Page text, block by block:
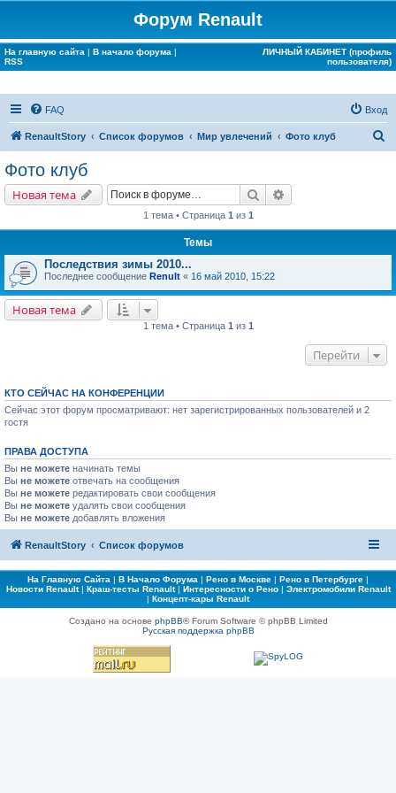
Форум Renault
На главную сайта | В начало форума |
RSS
ЛИЧНЫЙ КАБИНЕТ (профиль
пользователя)
FAQ Вход
RenaultStory Список форумов Мир увлечений Фото клуб
Фото клуб
Новая тема Поиск
1 тема • Страница 1 из 1
Темы
Последствия зимы 2010...
Последнее сообщение Renult « 16 май 2010, 15:22
Новая тема
1 тема • Страница 1 из 1
Перейти
КТО СЕЙЧАС НА КОНФЕРЕНЦИИ
Сейчас этот форум просматривают: нет зарегистрированных пользователей и 2
гостя
ПРАВА ДОСТУПА
Вы не можете начинать темы
Вы не можете отвечать на сообщения
Вы не можете редактировать свои сообщения
Вы не можете удалять свои сообщения
Вы не можете добавлять вложения
RenaultStory Список форумов
На Главную Сайта | В Начало Форума | Рено в Москве | Рено в Петербурге |
Новости Renault| Краш-тесты Renault| Интересности о Рено| Электромобили Renault
| Концепт-кары Renault
Создано на основе phpBB® Forum Software © phpBB Limited
Русская поддержка phpBB